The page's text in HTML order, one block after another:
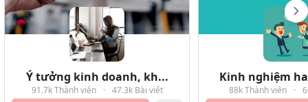
Ý tưởng kinh doanh, kh...
91.7k Thành viên · 47.3k Bài viết
Kinh nghiệm
88k Thành viên ·